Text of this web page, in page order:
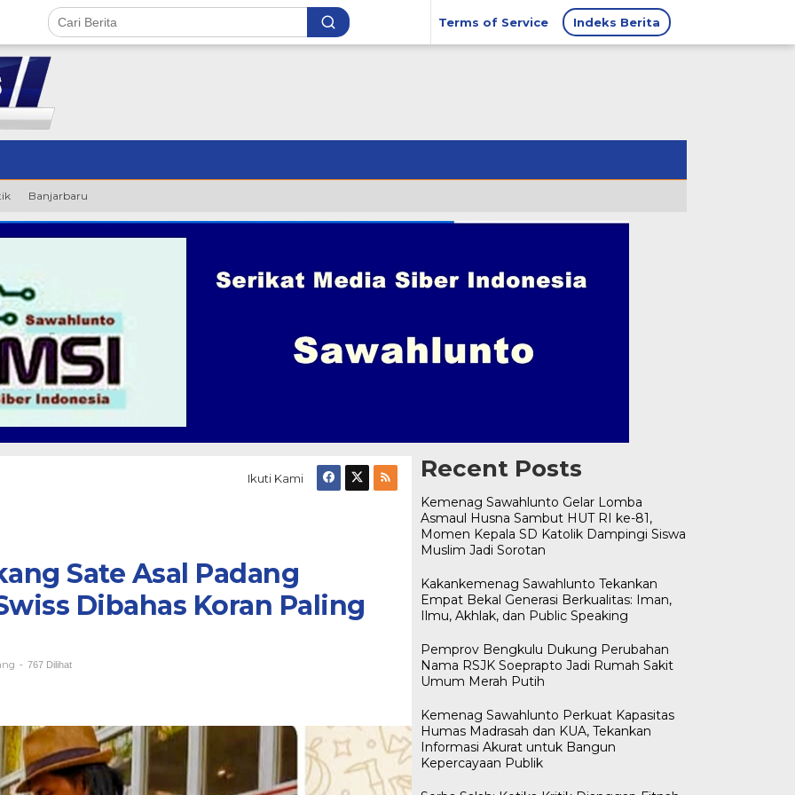
Terms of Service Indeks Berita
Banjarbaru
Ikuti Kami
Sate Asal Padang
Dibahas Koran Paling
- 767 Dilihat
Recent Posts
Kemenag Sawahlunto Gelar Lomba
Asmaul Husna Sambut HUT RI ke-81,
Momen Kepala SD Katolik Dampingi Siswa
Muslim Jadi Sorotan
Kakankemenag Sawahlunto Tekankan
Empat Bekal Generasi Berkualitas: Iman,
Ilmu, Akhlak, dan Public Speaking
Pemprov Bengkulu Dukung Perubahan
Nama RSJK Soeprapto Jadi Rumah Sakit
Umum Merah Putih
Kemenag Sawahlunto Perkuat Kapasitas
Humas Madrasah dan KUA, Tekankan
Informasi Akurat untuk Bangun
Kepercayaan Publik